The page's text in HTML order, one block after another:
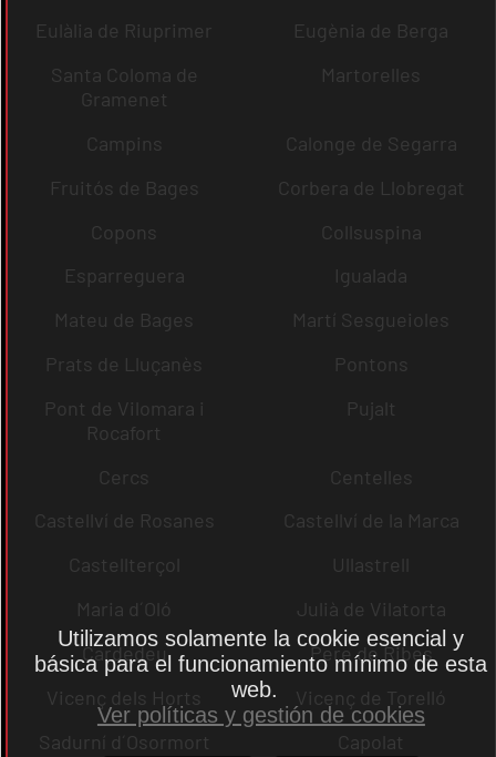
Eulàlia de Riuprimer
Eugènia de Berga
Santa Coloma de
Gramenet
Martorelles
Campins
Calonge de Segarra
Fruitós de Bages
Corbera de Llobregat
Copons
Collsuspina
Esparreguera
Igualada
Mateu de Bages
Martí Sesgueioles
Prats de Lluçanès
Pontons
Pont de Vilomara i
Rocafort
Pujalt
Cercs
Centelles
Castellví de Rosanes
Castellví de la Marca
Castellterçol
Ullastrell
Maria d´Oló
Julià de Vilatorta
Cardedeu
Pere de Ribes
Vicenç dels Horts
Vicenç de Torelló
Sadurní d´Osormort
Capolat
Utilizamos solamente la cookie esencial y
básica para el funcionamiento mínimo de esta
web.
Ver políticas y gestión de cookies